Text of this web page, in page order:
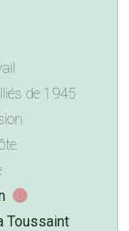
de 1945
Toussaint